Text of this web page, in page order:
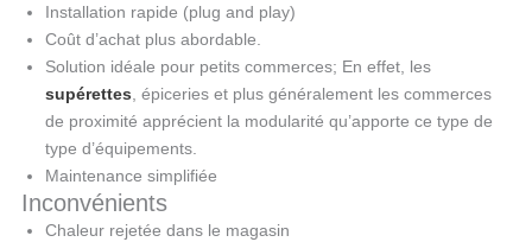
Installation rapide (plug and play)
Coût d’achat plus abordable.
Solution idéale pour petits commerces; En effet, les
supérettes , épiceries et plus généralement les commerces
de proximité apprécient la modularité qu’apporte ce type de
type d’équipements.
Maintenance simplifiée
Inconvénients
Chaleur rejetée dans le magasin